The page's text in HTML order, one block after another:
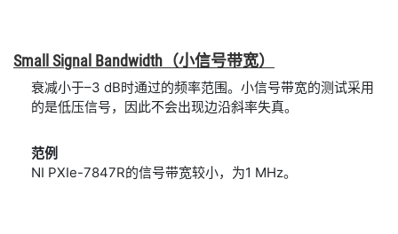
Small Signal Bandwidth （小信号带宽）
衰减小于–3 dB时通过的频率范围。小信号带宽的测试采用
的是低压信号，因此不会出现边沿斜率失真。
范例
NI PXIe-7847R的信号带宽较小，为1 MHz。